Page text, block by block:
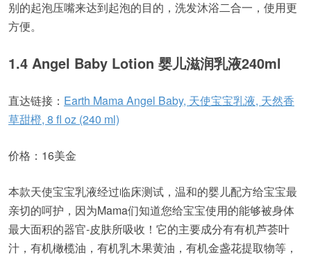
别的起泡压嘴来达到起泡的目的，洗发沐浴二合一，使用更
方便。
1.4 Angel Baby Lotion 婴儿滋润乳液240ml
直达链接： Earth Mama Angel Baby, 天使宝宝乳液, 天然香
草甜橙, 8 fl oz (240 ml)
价格：16美金
本款天使宝宝乳液经过临床测试，温和的婴儿配方给宝宝最
亲切的呵护，因为Mama们知道您给宝宝使用的能够被身体
最大面积的器官-皮肤所吸收！它的主要成分有有机芦荟叶
汁，有机橄榄油，有机乳木果黄油，有机金盏花提取物等，